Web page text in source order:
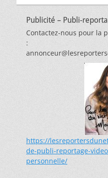
Publicité – Publi-
Contactez-nous pour la
:
https://
de-publi-reportage-
personnelle/